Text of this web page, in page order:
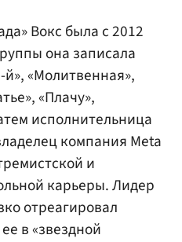
Вокс была с 2012
она записала
«Молитвенная»,
«Плачу»,
исполнительница
компания Meta
и
карьеры. Лидер
отреагировал
в «звездной